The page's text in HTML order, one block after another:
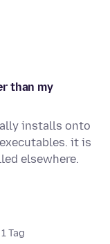
than my
installs onto
it is
elsewhere.
Tag